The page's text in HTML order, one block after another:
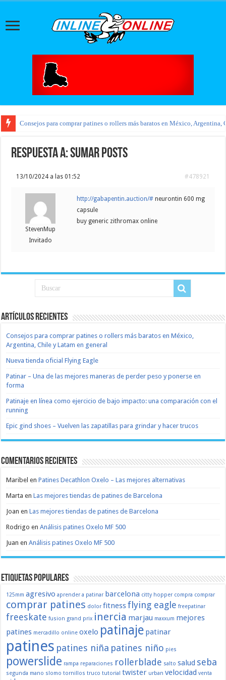
Consejos para comprar patines o rollers más baratos en México, Argentina,
Respuesta a: Sumar posts
13/10/2024 a las 01:52 #478921
StevenMup
Invitado
http://gabapentin.auction/# neurontin 600 mg
capsule
buy generic zithromax online
Artículos recientes
Consejos para comprar patines o rollers más baratos en México,
Argentina, Chile y Latam en general
Nueva tienda oficial Flying Eagle
Patinar – Una de las mejores maneras de perder peso y ponerse en
forma
Patinaje en línea como ejercicio de bajo impacto: una comparación con el
running
Epic gind shoes – Vuelven las zapatillas para grindar y hacer trucos
Comentarios recientes
Maribel enPatines Decathlon Oxelo – Las mejores alternativas
Marta enLas mejores tiendas de patines de Barcelona
Joan enLas mejores tiendas de patines de Barcelona
Rodrigo enAnálisis patines Oxelo MF 500
Juan enAnálisis patines Oxelo MF 500
Etiquetas populares
125mm agresivo aprender a patinar barcelona citty hopper compra comprar
comprar patines dolor fitnessflying eagle freepatinar
freeskate fusion grand prix inercia marjau maxxum mejores
patines mercadillo online oxelo patinaje patinar
patines patines niña patines niño pies
powerslide rampa reparaciones rollerblade salto salud seba
segunda mano slomo tornillos truco tutorial twister urban velocidad venta